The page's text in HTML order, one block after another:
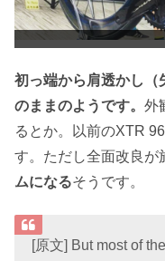
初っ端から肩透かし（
のままのようです。 外
るとか。以前のXTR
す。ただし全面改良が
ムになるそうです。
[原文] But most of